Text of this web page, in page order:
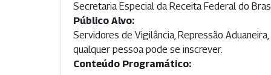
Secretaria Especial da Receita Federal do
Público Alvo:
Servidores de Vigilância, Repressão
qualquer pessoa pode se inscrever.
Conteúdo Programático: